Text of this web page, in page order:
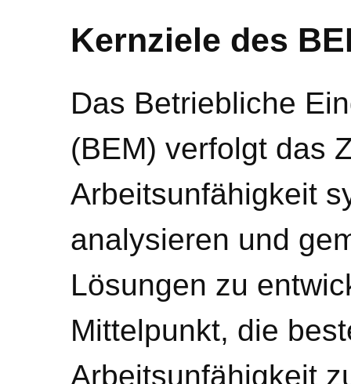
Kernziele des
Das Betriebliche
(BEM) verfolgt das
Arbeitsunfähigkeit
analysieren und
Lösungen zu
Mittelpunkt, die
Arbeitsunfähigkeit